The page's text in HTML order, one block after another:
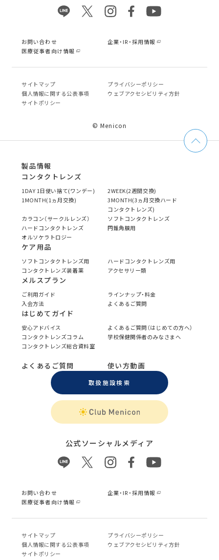
お問い合わせ
企業・IR・採用情報
医療従事者向け情報
サイトマップ
プライバシーポリシー
個⼈情報に関する公表事項
ウェブアクセシビリティ方針
サイトポリシー
© Menicon
製品情報
コンタクトレンズ
1DAY 1日使い捨て(ワンデー)
2WEEK(2週間交換)
1MONTH(1ヵ月交換)
3MONTH(3ヵ月交換ハード
コンタクトレンズ)
カラコン（サークルレンズ）
ソフトコンタクトレンズ
ハードコンタクトレンズ
円錐角膜用
オルソケラトロジー
ケア用品
ソフトコンタクトレンズ用
ハードコンタクトレンズ用
コンタクトレンズ装着薬
アクセサリー類
メルスプラン
ご利用ガイド
ラインナップ・料金
入会方法
よくあるご質問
はじめてガイド
安心アドバイス
よくあるご質問（はじめての方へ）
コンタクトレンズコラム
学校保健関係者のみなさまへ
コンタクトレンズ総合資料室
よくあるご質問 使い方動画
取扱施設検索
公式ソーシャルメディア
お問い合わせ
企業・IR・採用情報
医療従事者向け情報
サイトマップ
プライバシーポリシー
個⼈情報に関する公表事項
ウェブアクセシビリティ方針
サイトポリシー